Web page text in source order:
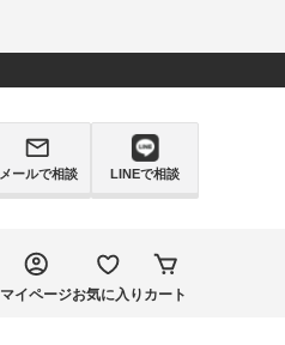
メールで相談 LINEで相談
マイページお気に入り カート